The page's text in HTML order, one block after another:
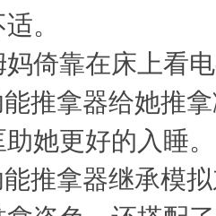
。
倚靠在床上看
推拿器给她推
她更好的入睡。
推拿器继承模